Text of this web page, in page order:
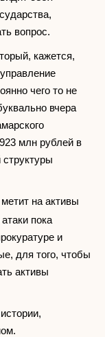
вопрос.
кажется,
чего то не
вчера
млн рублей в
на активы
пока
и
для того, чтобы
активы